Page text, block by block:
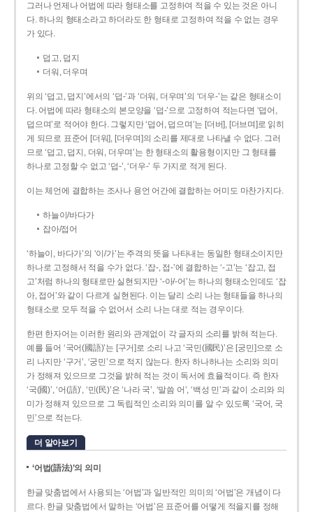
그러나 언제나 어법에 따라 형태소를 고정하여 적을 수 있는 것은 아니
다. 하나의 형태소라고 하더라도 한 형태로 고정하여 적을 수 없는 경우
가 있다.
덥고, 덥지
더워, 더우며
위의 ‘덥고, 덥지’에서의 ‘덥-­’과 ‘더워, 더우며’의 ‘더우-­’는 같은 형태소이
다. 어법에 따라 형태소의 본모양을 ‘덥-­’으로 고정하여 적는다면 ‘덥어,
덥으며’로 적어야 한다. 그렇지만 ‘덥어, 덥으며’는 [더버], [더브며]로 읽히
게 되므로 표준어 [더워], [더우며]의 소리를 제대로 나타낼 수 없다. 그러
므로 ‘덥고, 덥지, 더워, 더우며’는 한 형태소의 활용형이지만 그 형태를
하나로 고정할 수 없고 ‘덥-’, ‘더우-’ 두 가지로 적게 된다.
이는 체언에 결합하는 조사나 용언 어간에 결합하는 어미도 마찬가지다.
하늘이/바다가
잡아/접어
‘하늘이, 바다가’의 ‘이/가’는 주격의 뜻을 나타내는 동일한 형태소이지만
하나로 고정해서 적을 수가 없다. ‘잡-, 접-’에 결합하는 ‘-고’는 ‘잡고, 접
고’처럼 하나의 형태로만 실현되지만 ‘-아/-어’는 하나의 형태소인데도 ‘잡
아, 접어’와 같이 다르게 실현된다. 이는 달리 소리 나는 형태들을 하나의
형태소로 모두 적을 수 없어서 소리 나는 대로 적는 경우이다.
한편 한자어는 이러한 원리와 관계없이 각 글자의 소리를 밝혀 적는다.
예를 들어 ‘국어(國語)’는 [구거]로 소리 나고 ‘국민(國民)’은 [궁민]으로 소
리 나지만 ‘구거’, ‘궁민’으로 적지 않는다. 한자 하나하나는 소리와 의미
가 정해져 있으므로 그것을 밝혀 적는 것이 독서에 효율적이다. 즉 한자
‘국(國)’, ‘어(語)’, ‘민(民)’은 ‘나라 국’, ‘말씀 어’, ‘백성 민’과 같이 소리와 의
미가 정해져 있으므로 그 독립적인 소리와 의미를 알 수 있도록 ‘국어, 국
민’으로 적는다.
더 알아보기
‘어법(語法)’의 의미
한글 맞춤법에서 사용되는 ‘어법’과 일반적인 의미의 ‘어법’은 개념이 다
르다. 한글 맞춤법에서 말하는 ‘어법’은 표준어를 어떻게 적을지를 정해